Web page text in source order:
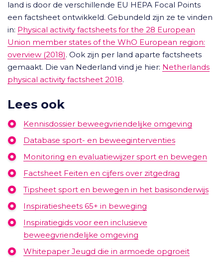
land is door de verschillende EU HEPA Focal Points
een factsheet ontwikkeld. Gebundeld zijn ze te vinden
in: Physical activity factsheets for the 28 European
Union member states of the WhO European region:
overview (2018). Ook zijn per land aparte factsheets
gemaakt. Die van Nederland vind je hier: Netherlands
physical activity factsheet 2018.
Lees ook
Kennisdossier beweegvriendelijke omgeving
Database sport- en beweeginterventies
Monitoring en evaluatiewijzer sport en bewegen
Factsheet Feiten en cijfers over zitgedrag
Tipsheet sport en bewegen in het basisonderwijs
Inspiratiesheets 65+ in beweging
Inspiratiegids voor een inclusieve
beweegvriendelijke omgeving
Whitepaper Jeugd die in armoede opgroeit